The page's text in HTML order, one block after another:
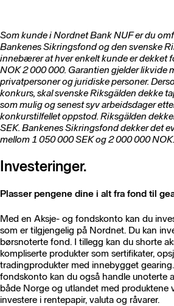
Som kunde i Nordnet Bank NUF er du
Bankenes Sikringsfond og den svenske
innebærer at hver enkelt kunde er dekket
NOK 2 000 000. Garantien gjelder likvide
privatpersoner og juridiske personer.
konkurs, skal svenske Riksgälden dekke
som mulig og senest syv arbeidsdager
konkurstilfellet oppstod. Riksgälden
SEK. Bankenes Sikringsfond dekker det
mellom 1 050 000 SEK og 2 000 000 NOK.
Investeringer.
Plasser pengene dine i alt fra fond til
Med en Aksje- og fondskonto kan du
som er tilgjengelig på Nordnet. Du kan
børsnoterte fond. I tillegg kan du shorte
kompliserte produkter som sertifikater,
tradingprodukter med innebygget
fondskonto kan du også handle unoterte
både Norge og utlandet med produktene
investere i rentepapir, valuta og råvarer.